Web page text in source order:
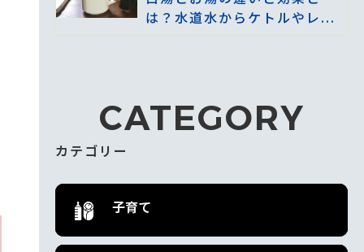
は？水道水からケトルやレ...
CATEGORY
カテゴリー
子育て